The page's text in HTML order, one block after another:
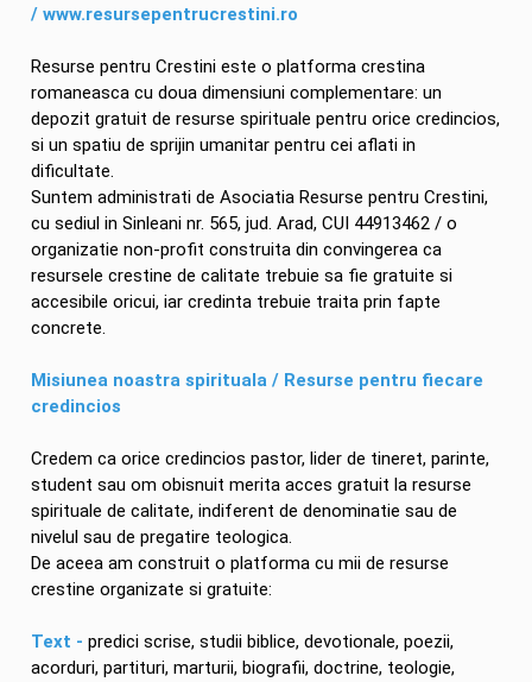
/ www.resursepentrucrestini.ro
Resurse pentru Crestini este o platforma crestina
romaneasca cu doua dimensiuni complementare: un
depozit gratuit de resurse spirituale pentru orice credincios,
si un spatiu de sprijin umanitar pentru cei aflati in
dificultate.
Suntem administrati de Asociatia Resurse pentru Crestini,
cu sediul in Sinleani nr. 565, jud. Arad, CUI 44913462 / o
organizatie non-profit construita din convingerea ca
resursele crestine de calitate trebuie sa fie gratuite si
accesibile oricui, iar credinta trebuie traita prin fapte
concrete.
Misiunea noastra spirituala / Resurse pentru fiecare
credincios
Credem ca orice credincios pastor, lider de tineret, parinte,
student sau om obisnuit merita acces gratuit la resurse
spirituale de calitate, indiferent de denominatie sau de
nivelul sau de pregatire teologica.
De aceea am construit o platforma cu mii de resurse
crestine organizate si gratuite:
Text - predici scrise, studii biblice, devotionale, poezii,
acorduri, partituri, marturii, biografii, doctrine, teologie,